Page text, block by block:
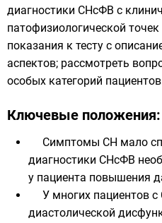
диагностики СНсФВ с
патофизиологической
показания к тесту с
аспектов; рассмотреть
особых категорий
Ключевые положения:
Симптомы СН мало
диагностики СНсФВ
у пациента повышения
У многих пациентов
диастолической